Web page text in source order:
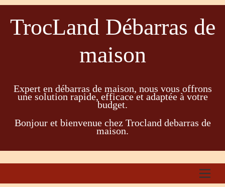
TrocLand Débarras de
maison
Expert en débarras de maison, nous vous offrons
une solution rapide, efficace et adaptée à votre
budget.
Bonjour et bienvenue chez Trocland debarras de
maison.